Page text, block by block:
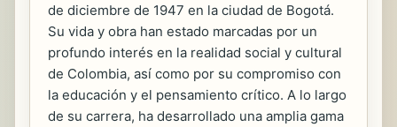
de diciembre de 1947 en la ciudad de Bogotá.
Su vida y obra han estado marcadas por un
profundo interés en la realidad social y cultural
de Colombia, así como por su compromiso con
la educación y el pensamiento crítico. A lo largo
de su carrera, ha desarrollado una amplia gama